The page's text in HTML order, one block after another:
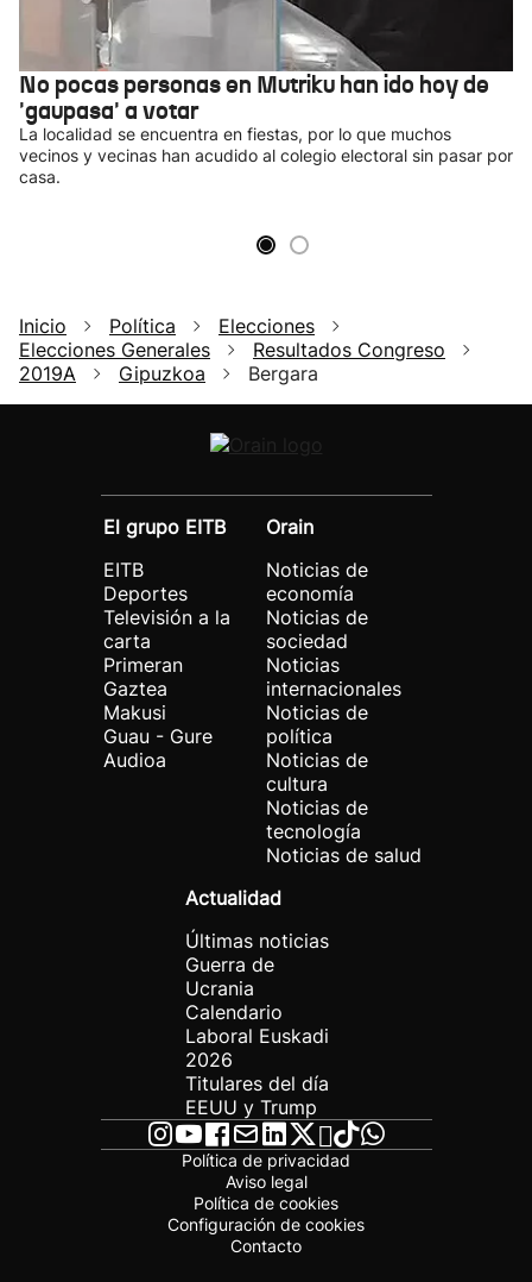
No pocas personas en Mutriku han ido hoy de
'gaupasa' a votar
La localidad se encuentra en fiestas, por lo que muchos
vecinos y vecinas han acudido al colegio electoral sin pasar por
casa.
Inicio Política
Elecciones
Elecciones Generales
Resultados Congreso
2019A
Gipuzkoa Bergara
El grupo EITB
EITB
Deportes
Televisión a la
carta
Primeran
Gaztea
Makusi
Guau - Gure
Audioa
Orain
Noticias de
economía
Noticias de
sociedad
Noticias
internacionales
Noticias de
política
Noticias de
cultura
Noticias de
tecnología
Noticias de salud
Actualidad
Últimas noticias
Guerra de
Ucrania
Calendario
Laboral Euskadi
2026
Titulares del día
EEUU y Trump
Política de privacidad
Aviso legal
Política de cookies
Configuración de cookies
Contacto